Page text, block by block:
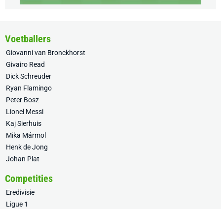
Voetballers
Giovanni van Bronckhorst
Givairo Read
Dick Schreuder
Ryan Flamingo
Peter Bosz
Lionel Messi
Kaj Sierhuis
Mika Mármol
Henk de Jong
Johan Plat
Competities
Eredivisie
Ligue 1